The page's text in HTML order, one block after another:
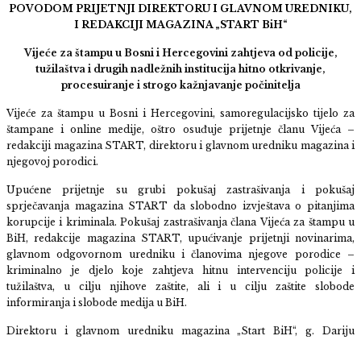
POVODOM PRIJETNJI DIREKTORU I GLAVNOM UREDNIKU,
I REDAKCIJI MAGAZINA „START BiH“
Vijeće za štampu u Bosni i Hercegovini zahtjeva od policije,
tužilaštva i drugih nadležnih institucija hitno otkrivanje,
procesuiranje i strogo kažnjavanje počinitelja
Vijeće za štampu u Bosni i Hercegovini, samoregulacijsko tijelo za
štampane i online medije, oštro osuđuje prijetnje članu Vijeća –
redakciji magazina START, direktoru i glavnom uredniku magazina i
njegovoj porodici.
Upućene prijetnje su grubi pokušaj zastrašivanja i pokušaj
sprječavanja magazina START da slobodno izvještava o pitanjima
korupcije i kriminala. Pokušaj zastrašivanja člana Vijeća za štampu u
BiH, redakcije magazina START, upućivanje prijetnji novinarima,
glavnom odgovornom uredniku i članovima njegove porodice –
kriminalno je djelo koje zahtjeva hitnu intervenciju policije i
tužilaštva, u cilju njihove zaštite, ali i u cilju zaštite slobode
informiranja i slobode medija u BiH.
Direktoru i glavnom uredniku magazina „Start BiH“, g. Dariju